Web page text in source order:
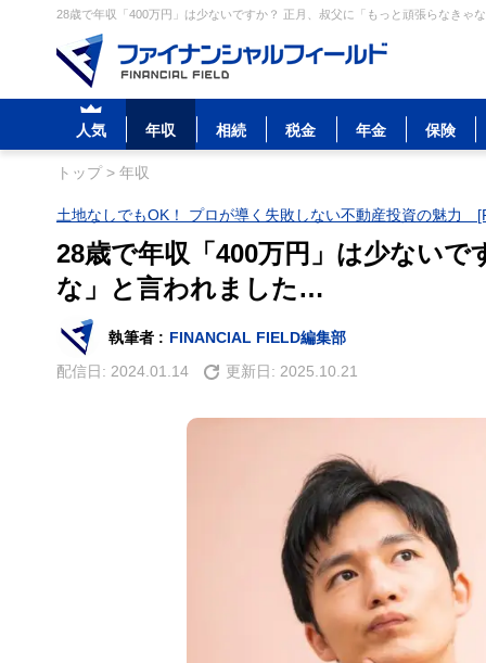
28歳で年収「400万円」は少ないですか？ 正月、叔父に「もっと頑張らなき
人気 年収 相続 税金 年金 保険
トップ> 年収
土地なしでもOK！ プロが導く失敗しない不動産投資の魅力
28歳で年収「400万円」は少ない
な」と言われました…
執筆者 : FINANCIAL FIELD編集部
配信日: 2024.01.14 更新日: 2025.10.21